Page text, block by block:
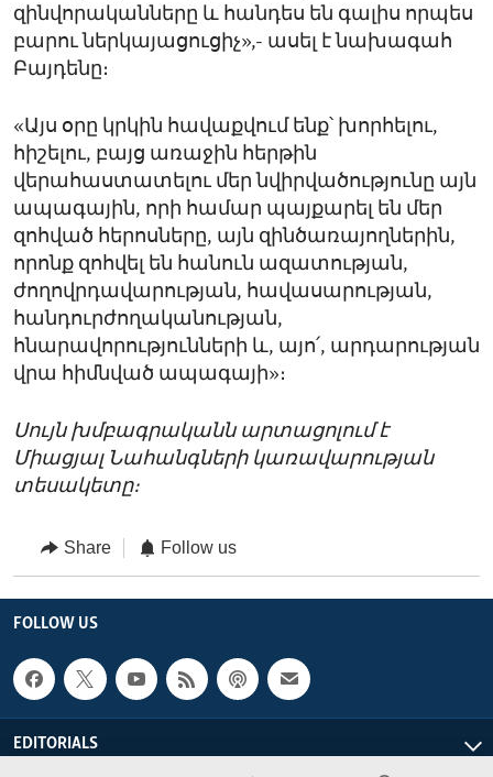
զինվորականները և հանդես են գալիս որպես
բարու ներկայացուցիչ»,- ասել է նախագահ
Բայդենը։
«Այս օրը կրկին հավաքվում ենք՝ խորհելու,
հիշելու, բայց առաջին հերթին
վերահաստատելու մեր նվիրվածությունը այն
ապագային, որի համար պայքարել են մեր
զոհված հերոսները, այն զինծառայողներին,
որոնք զոհվել են հանուն ազատության,
ժողովրդավարության, հավասարության,
հանդուրժողականության,
հնարավորությունների և, այո՛, արդարության
վրա հիմնված ապագայի»։
Սույն խմբագրականն արտացոլում է
Միացյալ Նահանգների կառավարության
տեսակետը։
Share Follow us
FOLLOW US
EDITORIALS